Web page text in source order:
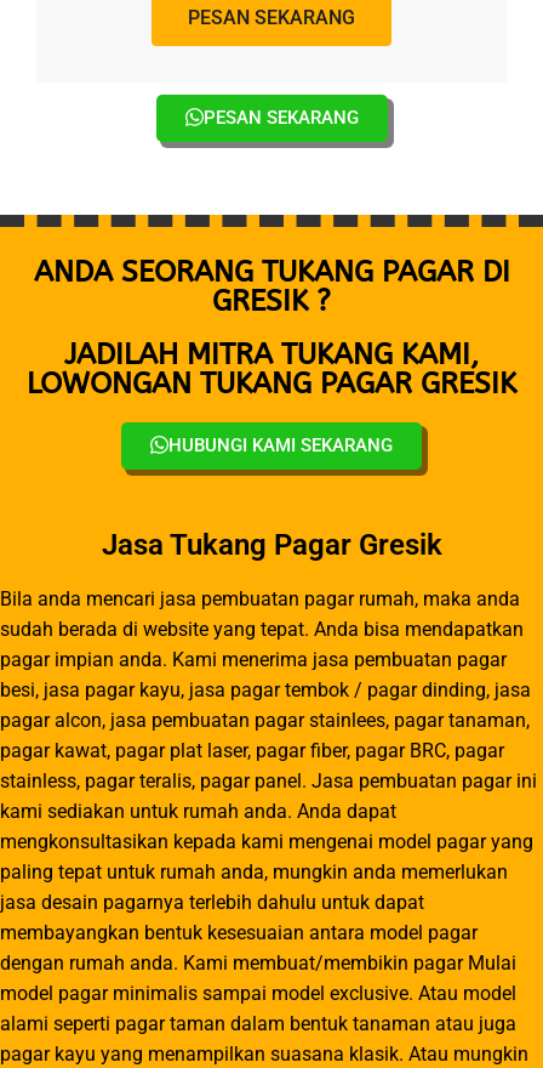
PESAN SEKARANG
PESAN SEKARANG
ANDA SEORANG TUKANG PAGAR DI
GRESIK ?
JADILAH MITRA TUKANG KAMI,
LOWONGAN TUKANG PAGAR GRESIK
HUBUNGI KAMI SEKARANG
Jasa Tukang Pagar Gresik
Bila anda mencari jasa pembuatan pagar rumah, maka anda
sudah berada di website yang tepat. Anda bisa mendapatkan
pagar impian anda. Kami menerima jasa pembuatan pagar
besi, jasa pagar kayu, jasa pagar tembok / pagar dinding, jasa
pagar alcon, jasa pembuatan pagar stainlees, pagar tanaman,
pagar kawat, pagar plat laser, pagar fiber, pagar BRC, pagar
stainless, pagar teralis, pagar panel. Jasa pembuatan pagar ini
kami sediakan untuk rumah anda. Anda dapat
mengkonsultasikan kepada kami mengenai model pagar yang
paling tepat untuk rumah anda, mungkin anda memerlukan
jasa desain pagarnya terlebih dahulu untuk dapat
membayangkan bentuk kesesuaian antara model pagar
dengan rumah anda. Kami membuat/membikin pagar Mulai
model pagar minimalis sampai model exclusive. Atau model
alami seperti pagar taman dalam bentuk tanaman atau juga
pagar kayu yang menampilkan suasana klasik. Atau mungkin